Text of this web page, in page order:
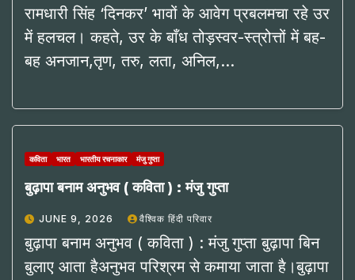
रामधारी सिंह ‘दिनकर’ भावों के आवेग प्रबलमचा रहे उर
में हलचल। कहते, उर के बाँध तोड़स्वर-स्त्रोत्तों में बह-
बह अनजान,तृण, तरु, लता, अनिल,…
कविता भारत भारतीय रचनाकार मंजु गुप्ता
बुढ़ापा बनाम अनुभव ( कविता ) : मंजु गुप्ता
JUNE 9, 2026 वैश्विक हिंदी परिवार
बुढ़ापा बनाम अनुभव ( कविता ) : मंजु गुप्ता बुढ़ापा बिन
बुलाए आता हैअनुभव परिश्रम से कमाया जाता है।बुढ़ापा